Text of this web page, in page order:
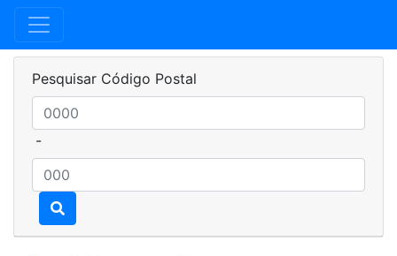
Pesquisar Código Postal
-